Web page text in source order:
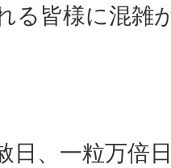
る皆様に混雑
日、一粒万倍